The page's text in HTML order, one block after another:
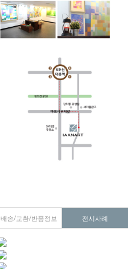
배송/교환/반품정보 전시사례